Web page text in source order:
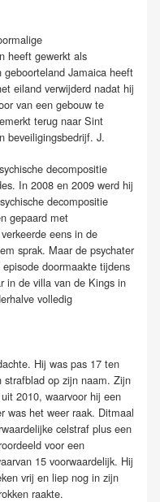
heeft gewerkt als
Jamaica heeft
eiland verwijderd nadat hij
van een gebouw te
terug naar Sint
beveiligingsbedrijf. J.
decompositie
In 2008 en 2009 werd hij
decompositie
gepaard met
eens in de
sprak. Maar de psychater
doormaakte tijdens
in de villa van de Kings in
volledig
Hij was pas 17 ten
op zijn naam. Zijn
2010, waarvoor hij een
was het weer raak. Ditmaal
celstraf plus een
voor een
15 voorwaardelijk. Hij
vrij en liep nog in zijn
raakte.